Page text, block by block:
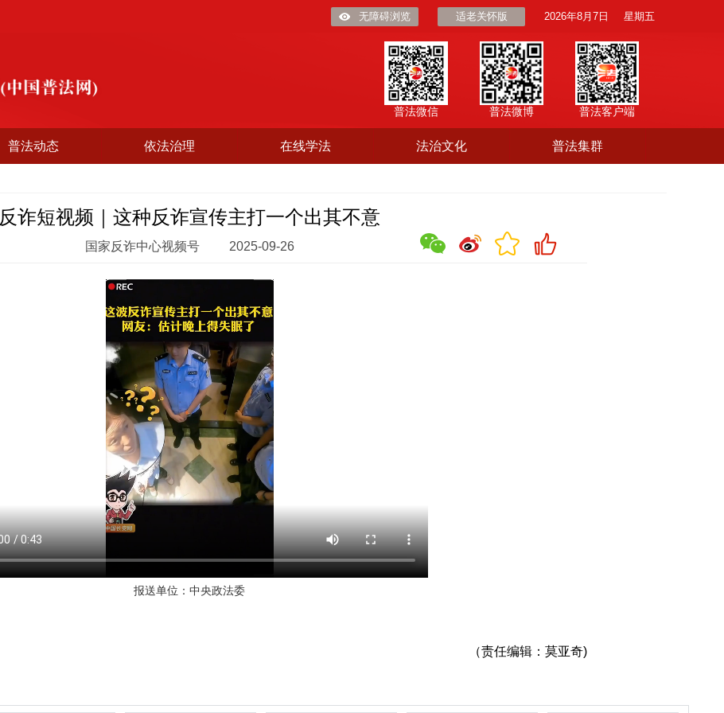
无障碍浏览 适老关怀版 2026年8月7日 星期五
普法客户端
普法微博
普法微信
普法动态 依法治理 在线学法 法治文化 普法集群
反诈短视频｜这种反诈宣传主打一个出其不意
国家反诈中心视频号 2025-09-26
报送单位：中央政法委
（责任编辑：莫亚奇)